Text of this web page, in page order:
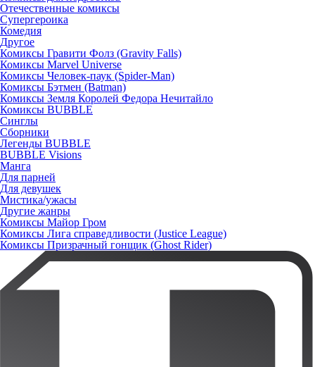
Отечественные комиксы
Супергероика
Комедия
Другое
Комиксы Гравити Фолз (Gravity Falls)
Комиксы Marvel Universe
Комиксы Человек-паук (Spider-Man)
Комиксы Бэтмен (Batman)
Комиксы Земля Королей Федора Нечитайло
Комиксы BUBBLE
Синглы
Сборники
Легенды BUBBLE
BUBBLE Visions
Манга
Для парней
Для девушек
Мистика/ужасы
Другие жанры
Комиксы Майор Гром
Комиксы Лига справедливости (Justice League)
Комиксы Призрачный гонщик (Ghost Rider)